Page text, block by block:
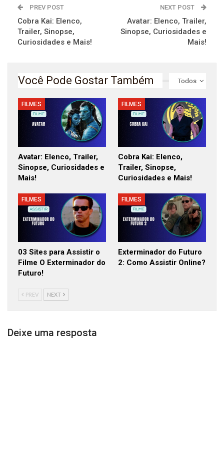
PREV POST
Cobra Kai: Elenco,
Trailer, Sinopse,
Curiosidades e Mais!
NEXT POST
Avatar: Elenco, Trailer,
Sinopse, Curiosidades e
Mais!
Todos
Você Pode Gostar Também
FILMES
Avatar: Elenco, Trailer,
Sinopse, Curiosidades e
Mais!
FILMES
Cobra Kai: Elenco,
Trailer, Sinopse,
Curiosidades e Mais!
FILMES
03 Sites para Assistir o
Filme O Exterminador do
Futuro!
FILMES
Exterminador do Futuro
2: Como Assistir Online?
PREV NEXT
Deixe uma resposta